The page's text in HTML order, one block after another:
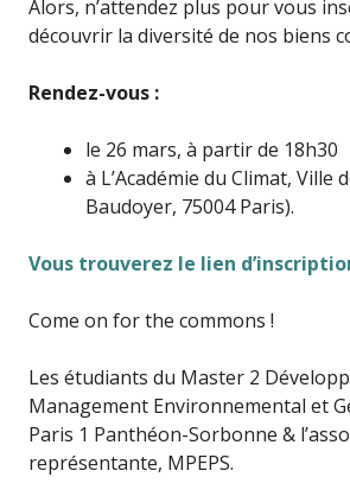
Alors, n’attendez plus pour vous
découvrir la diversité de nos biens
Rendez-vous :
le 26 mars, à partir de 18h30
à L’Académie du Climat, Ville
Baudoyer, 75004 Paris).
Vous trouverez le lien
Come on for the commons !
Les étudiants du Master 2
Management Environnemental et
Paris 1 Panthéon-Sorbonne &
représentante, MPEPS.